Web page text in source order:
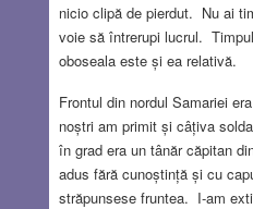
nicio clipă de pierdut. Nu ai
voie să întrerupi lucrul.
oboseala este și ea relativă.
Frontul din nordul Samariei
noștri am primit și câțiva
în grad era un tânăr căpitan
adus fără cunoștință și cu
străpunsese fruntea. I-am